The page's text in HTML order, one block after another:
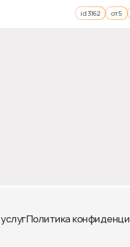
id 3162 от 5
Политика